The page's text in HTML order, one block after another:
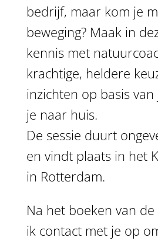
bedrijf, maar kom je
beweging? Maak in
kennis met
krachtige, heldere
inzichten op basis van
je naar huis.
De sessie duurt
en vindt plaats in het
in Rotterdam.
Na het boeken van de
ik contact met je op